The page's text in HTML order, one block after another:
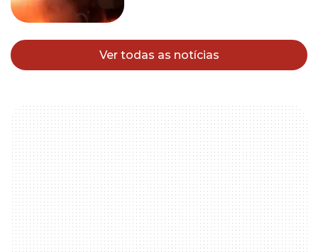
Ver todas as notícias